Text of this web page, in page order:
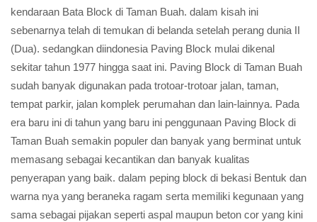
kendaraan Bata Block di Taman Buah. dalam kisah ini
sebenarnya telah di temukan di belanda setelah perang dunia II
(Dua). sedangkan diindonesia Paving Block mulai dikenal
sekitar tahun 1977 hingga saat ini. Paving Block di Taman Buah
sudah banyak digunakan pada trotoar-trotoar jalan, taman,
tempat parkir, jalan komplek perumahan dan lain-lainnya. Pada
era baru ini di tahun yang baru ini penggunaan Paving Block di
Taman Buah semakin populer dan banyak yang berminat untuk
memasang sebagai kecantikan dan banyak kualitas
penyerapan yang baik. dalam peping block di bekasi Bentuk dan
warna nya yang beraneka ragam serta memiliki kegunaan yang
sama sebagai pijakan seperti aspal maupun beton cor yang kini